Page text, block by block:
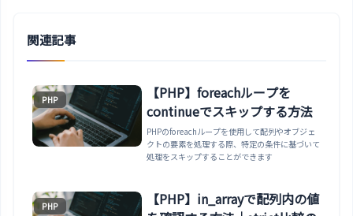
関連記事
PHP
【PHP】foreachループを
continueでスキップする方法
PHPのforeachループを使用して配列やオブジェ
クトの要素を処理する際、特定の条件に基づいて
処理をスキップすることができます
PHP
【PHP】in_arrayで配列内の値